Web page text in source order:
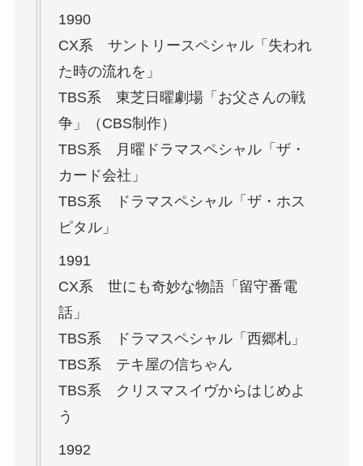
1990
CX系 サントリースペシャル「失われ
た時の流れを」
TBS系 東芝日曜劇場「お父さんの戦
争」（CBS制作）
TBS系 月曜ドラマスペシャル「ザ・
カード会社」
TBS系 ドラマスペシャル「ザ・ホス
ピタル」
1991
CX系 世にも奇妙な物語「留守番電
話」
TBS系 ドラマスペシャル「西郷札」
TBS系 テキ屋の信ちゃん
TBS系 クリスマスイヴからはじめよ
う
1992